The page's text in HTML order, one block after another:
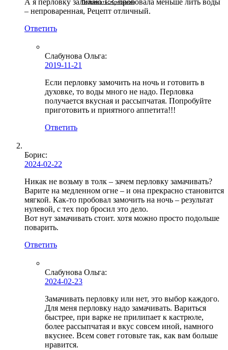
Подписаться письмом
А я перловку заливаю 1:3, пробовала меньше лить воды
– непроваренная, Рецепт отличный.
Ответить
Слабунова Ольга:
2019-11-21
Если перловку замочить на ночь и готовить в
духовке, то воды много не надо. Перловка
получается вкусная и рассыпчатая. Попробуйте
приготовить и приятного аппетита!!!
Ответить
Борис:
2024-02-22
Никак не возьму в толк – зачем перловку замачивать?
Варите на медленном огне – и она прекрасно становится
мягкой. Как-то пробовал замочить на ночь – результат
нулевой, с тех пор бросил это дело.
Вот нут замачивать стоит. хотя можно просто подольше
поварить.
Ответить
Слабунова Ольга:
2024-02-23
Замачивать перловку или нет, это выбор каждого.
Для меня перловку надо замачивать. Вариться
быстрее, при варке не прилипает к кастрюле,
более рассыпчатая и вкус совсем иной, намного
вкуснее. Всем совет готовьте так, как вам больше
нравится.